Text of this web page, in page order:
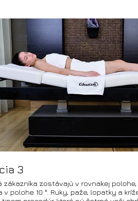
3
zákazníka zostávajú v rovnakej
v polohe 10 °. Ruky, paže, lopatky a